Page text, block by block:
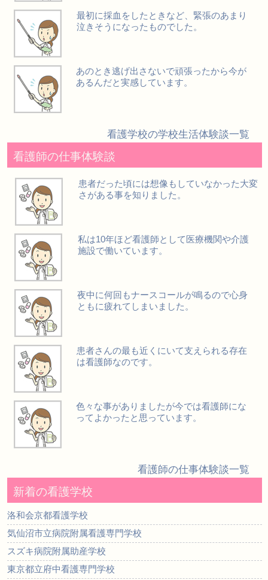
最初に採血をしたときなど、緊張のあまり
泣きそうになったものでした。
あのとき逃げ出さないで頑張ったから今が
あるんだと実感しています。
看護学校の学校生活体験談一覧
看護師の仕事体験談
患者だった頃には想像もしていなかった大変
さがある事を知りました。
私は10年ほど看護師として医療機関や介護
施設で働いています。
夜中に何回もナースコールが鳴るので心身
ともに疲れてしまいました。
患者さんの最も近くにいて支えられる存在
は看護師なのです。
色々な事がありましたが今では看護師にな
ってよかったと思っています。
看護師の仕事体験談一覧
新着の看護学校
洛和会京都看護学校
気仙沼市立病院附属看護専門学校
スズキ病院附属助産学校
東京都立府中看護専門学校